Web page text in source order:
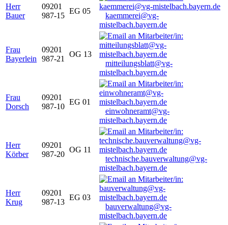
Herr
Bauer
09201
987-15
EG 05
kaemmerei@vg-
mistelbach.bayern.de
Frau
Bayerlein
09201
987-21
OG 13
mitteilungsblatt@vg-
mistelbach.bayern.de
Frau
Dorsch
09201
987-10
EG 01
einwohneramt@vg-
mistelbach.bayern.de
Herr
Körber
09201
987-20
OG 11
technische.bauverwaltung@vg-
mistelbach.bayern.de
Herr
Krug
09201
987-13
EG 03
bauverwaltung@vg-
mistelbach.bayern.de